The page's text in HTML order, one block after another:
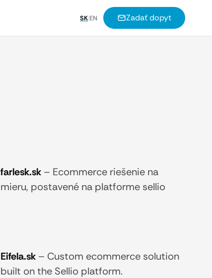
SK|EN Zadať dopyt
farlesk.sk – Ecommerce riešenie na
mieru, postavené na platforme sellio
Eifela.sk – Custom ecommerce solution
built on the Sellio platform.